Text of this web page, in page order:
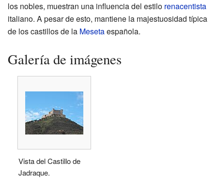
los nobles, muestran una influencia del estilo renacentista
italiano. A pesar de esto, mantiene la majestuosidad típica
de los castillos de la Mesetaespañola.
Galería de imágenes
Vista del Castillo de
Jadraque.